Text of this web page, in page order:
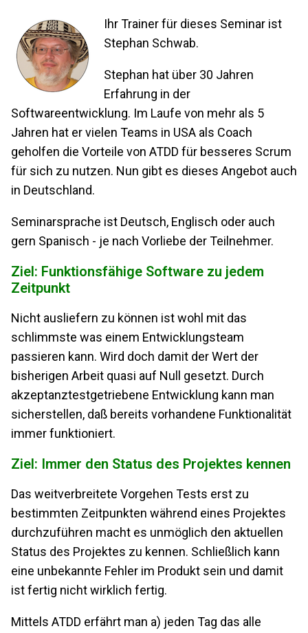
Ihr Trainer für dieses Seminar ist
Stephan Schwab.
Stephan hat über 30 Jahren
Erfahrung in der
Softwareentwicklung. Im Laufe von mehr als 5
Jahren hat er vielen Teams in USA als Coach
geholfen die Vorteile von ATDD für besseres Scrum
für sich zu nutzen. Nun gibt es dieses Angebot auch
in Deutschland.
Seminarsprache ist Deutsch, Englisch oder auch
gern Spanisch - je nach Vorliebe der Teilnehmer.
Ziel: Funktionsfähige Software zu jedem
Zeitpunkt
Nicht ausliefern zu können ist wohl mit das
schlimmste was einem Entwicklungsteam
passieren kann. Wird doch damit der Wert der
bisherigen Arbeit quasi auf Null gesetzt. Durch
akzeptanztestgetriebene Entwicklung kann man
sicherstellen, daß bereits vorhandene Funktionalität
immer funktioniert.
Ziel: Immer den Status des Projektes kennen
Das weitverbreitete Vorgehen Tests erst zu
bestimmten Zeitpunkten während eines Projektes
durchzuführen macht es unmöglich den aktuellen
Status des Projektes zu kennen. Schließlich kann
eine unbekannte Fehler im Produkt sein und damit
ist fertig nicht wirklich fertig.
Mittels ATDD erfährt man a) jeden Tag das alle